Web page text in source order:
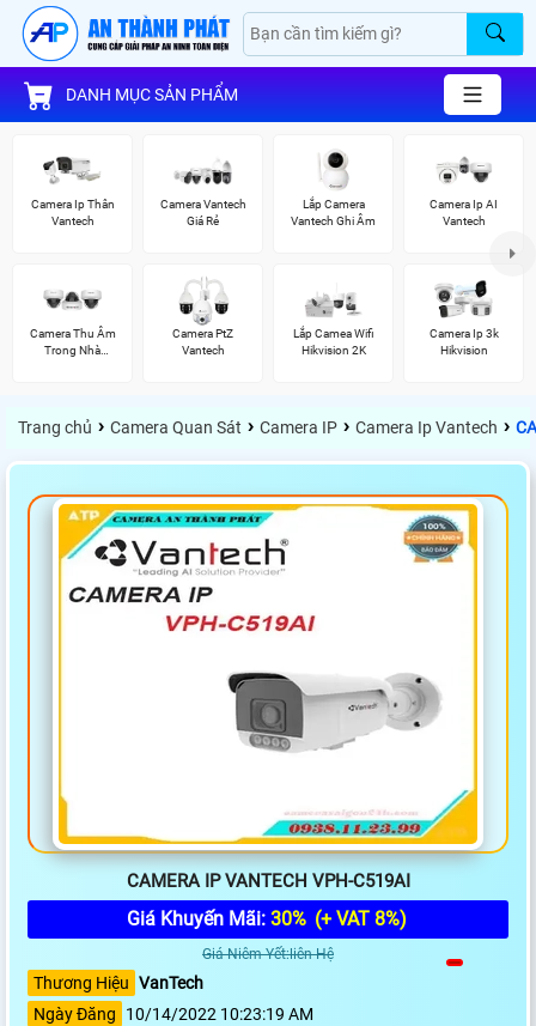
DANH MỤC SẢN PHẨM
Camera Ip Thân
Vantech
Camera Vantech
Giá Rẻ
Lắp Camera
Vantech Ghi Âm
Camera Ip AI
Vantech
Camera Thu Âm
Trong Nhà
Camera PtZ
Vantech
Lắp Camea Wifi
Hikvision 2K
Camera Ip 3k
Hikvision
Trang chủ › Camera Quan Sát › Camera IP › Camera Ip Vantech ›
CAMERA IP VANTECH VPH-C519AI
Giá Khuyến Mãi: 30% (+ VAT 8%)
Giá Niêm Yết:liên Hệ
Thương Hiệu VanTech
Ngày Đăng
10/14/2022 10:23:19 AM